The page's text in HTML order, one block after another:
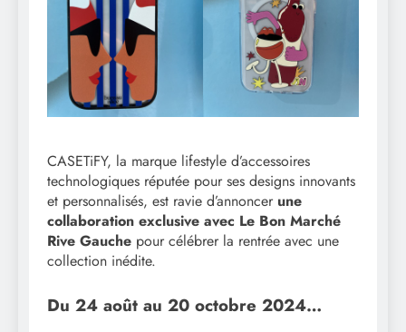
CASETiFY, la marque lifestyle d’accessoires
technologiques réputée pour ses designs innovants
et personnalisés, est ravie d’annoncer une
collaboration exclusive avec Le Bon Marché
Rive Gauche pour célébrer la rentrée avec une
collection inédite.
Du 24 août au 20 octobre 2024…